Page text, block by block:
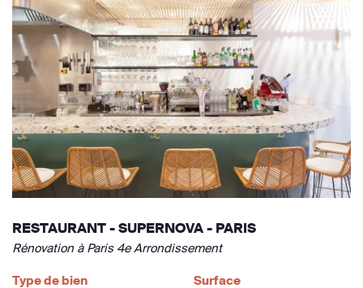
RESTAURANT - SUPERNOVA - PARIS
Rénovation à Paris 4e Arrondissement
Type de bien
Surface